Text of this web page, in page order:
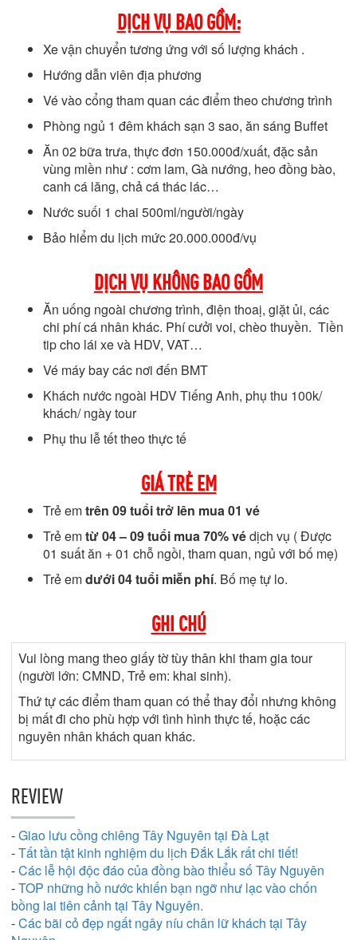
DỊCH VỤ BAO GỒM:
Xe vận chuyển tương ứng với số lượng khách .
Hướng dẫn viên địa phương
Vé vào cổng tham quan các điểm theo chương trình
Phòng ngủ 1 đêm khách sạn 3 sao, ăn sáng Buffet
Ăn 02 bữa trưa, thực đơn 150.000đ/xuất, đặc sản
vùng miền như : cơm lam, Gà nướng, heo đồng bào,
canh cá lăng, chả cá thác lác…
Nước suối 1 chai 500ml/người/ngày
Bảo hiểm du lịch mức 20.000.000đ/vụ
DỊCH VỤ KHÔNG BAO GỒM
Ăn uống ngoài chương trình, điện thoaị, giặt ủi, các
chi phí cá nhân khác. Phí cưởi voi, chèo thuyền. Tiền
tip cho lái xe và HDV, VAT…
Vé máy bay các nơi đến BMT
Khách nước ngoài HDV Tiếng Anh, phụ thu 100k/
khách/ ngày tour
Phụ thu lễ tết theo thực tế
GIÁ TRẺ EM
Trẻ emtrên 09 tuổi trở lên mua 01 vé
Trẻ emtừ 04 – 09 tuổi mua 70% védịch vụ ( Được
01 suất ăn + 01 chỗ ngồi, tham quan, ngủ với bố mẹ)
Trẻ emdưới 04 tuổi miễn phí. Bố mẹ tự lo.
GHI CHÚ
Vui lòng mang theo giấy tờ tùy thân khi tham gia tour
(người lớn: CMND, Trẻ em: khai sinh).
Thứ tự các điểm tham quan có thể thay đổi nhưng không
bị mất đi cho phù hợp với tình hình thực tế, hoặc các
nguyên nhân khách quan khác.
REVIEW
-Giao lưu cồng chiêng Tây Nguyên tại Đà Lạt
-Tất tần tật kinh nghiệm du lịch Đắk Lắk rất chi tiết!
-Các lễ hội độc đáo của đồng bào thiểu số Tây Nguyên
-TOP những hồ nước khiến bạn ngỡ như lạc vào chốn
bồng lai tiên cảnh tại Tây Nguyên.
-Các bãi cỏ đẹp ngất ngây níu chân lữ khách tại Tây